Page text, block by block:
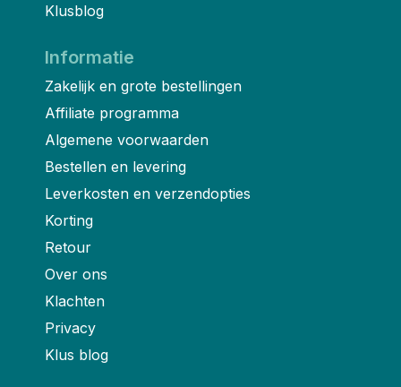
Klusblog
Informatie
Zakelijk en grote bestellingen
Affiliate programma
Algemene voorwaarden
Bestellen en levering
Leverkosten en verzendopties
Korting
Retour
Over ons
Klachten
Privacy
Klus blog